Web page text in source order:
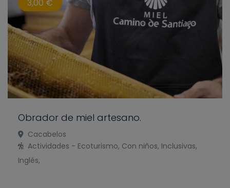
3,00 €
Obrador de miel artesano.
Cacabelos
Actividades - Ecoturismo, Con niños, Inclusivas,
Inglés,